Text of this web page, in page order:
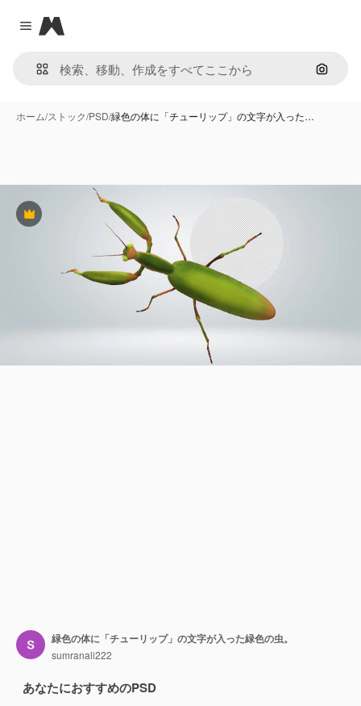
Close menu
Magnific
画像で
ホーム/ストック/PSD/緑色の体に「チューリップ」の文字が入った…
Premium
緑色の体に「チューリップ」の文字が入った緑色の虫。
sumranali222
あなたにおすすめのPSD